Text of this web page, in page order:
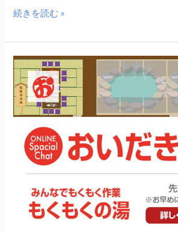
続きを読む »
5
月
31
日
土）